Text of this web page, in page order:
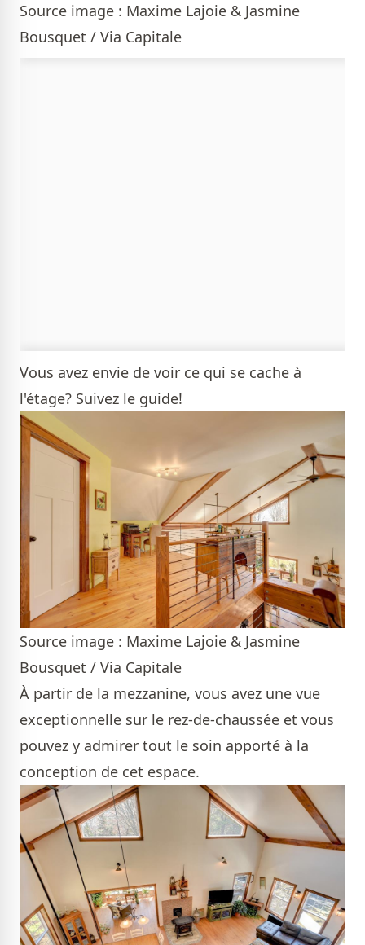
Source image : Maxime Lajoie & Jasmine
Bousquet / Via Capitale
Vous avez envie de voir ce qui se cache à
l'étage? Suivez le guide!
Source image : Maxime Lajoie & Jasmine
Bousquet / Via Capitale
À partir de la mezzanine, vous avez une vue
exceptionnelle sur le rez-de-chaussée et vous
pouvez y admirer tout le soin apporté à la
conception de cet espace.